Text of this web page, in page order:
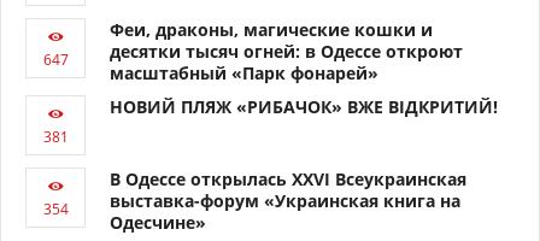
Феи, драконы, магические кошки и
десятки тысяч огней: в Одессе откроют
масштабный «Парк фонарей»
НОВИЙ ПЛЯЖ «РИБАЧОК» ВЖЕ ВІДКРИТИЙ!
В Одессе открылась XXVI Всеукраинская
выставка-форум «Украинская книга на
Одесчине»